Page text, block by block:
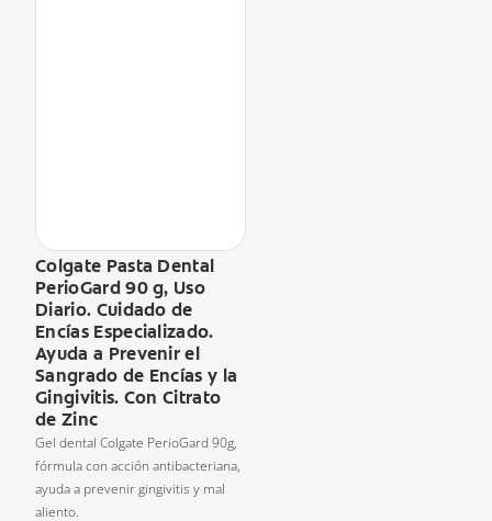
Colgate Pasta Dental
PerioGard 90 g, Uso
Diario. Cuidado de
Encías Especializado.
Ayuda a Prevenir el
Sangrado de Encías y la
Gingivitis. Con Citrato
de Zinc
Gel dental Colgate PerioGard 90g,
fórmula con acción antibacteriana,
ayuda a prevenir gingivitis y mal
aliento.